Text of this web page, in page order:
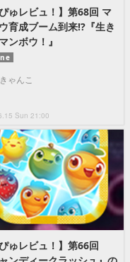
ぴゅレビュ！】第68回 マ
育成ブーム到来!?『生き
ンボウ！』
Sun 21:00
きゃんこ
ぴゅレビュ！】第66回